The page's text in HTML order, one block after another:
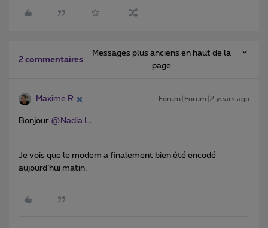
2 commentaires
Messages plus anciens en haut de la
page
Maxime R Forum|Forum|2 years ago
Bonjour @Nadia L,
Je vois que le modem a finalement bien été encodé
aujourd’hui matin.